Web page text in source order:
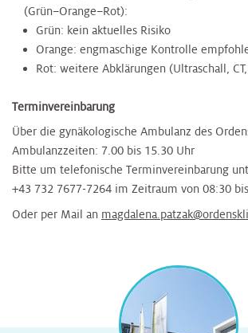
(Grün–Orange–Rot):
Grün: kein aktuelles Risiko
Orange: engmaschige Kontrolle
Rot: weitere Abklärungen (Ultraschall,
Terminvereinbarung
Über die gynäkologische Ambulanz des
Ambulanzzeiten: 7.00 bis 15.30 Uhr
Bitte um telefonische Terminvereinbarung
+43 732 7677-7264 im Zeitraum von 08:30
Oder per Mail an